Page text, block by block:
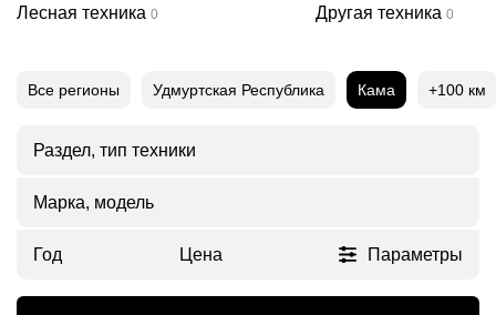
Лесная техника 0 Другая техника 0
Все регионы Удмуртская Республика Кама +100 км
Раздел, тип техники
Марка, модель
Год Цена Параметры